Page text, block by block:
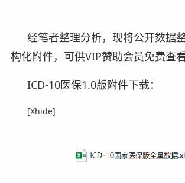
经笔者整理分析，现将公开数据
构化附件，可供VIP赞助会员免费查看
ICD-10医保1.0版附件下载：
[Xhide]